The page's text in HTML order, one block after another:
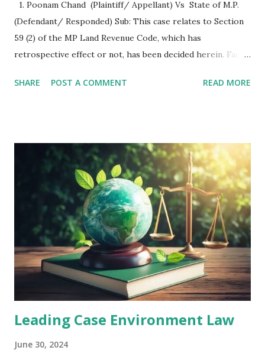
1. Poonam Chand (Plaintiff/ Appellant) Vs State of M.P.
(Defendant/ Responded) Sub: This case relates to Section
59 (2) of the MP Land Revenue Code, which has
retrospective effect or not, has been decided herein. Facts
measuring 26 acre in the Khasra No. 649/3 at Tahsil Sausar
Revenue Code came into effect from 2 Octo- ber, 1959 and
this was clear that the diversion of the said land had
already taken place before the MP Land Revenue Code
having been operational. 4. Section 59A of the Code has a
clear provision that when- ever an assessment is done
under this Section, it will be done after this Code being
effective. 5. The SDM, in whose jurisdiction the land was
situated, had passed an order on 10-3-1964 for a rent of Rs.
63.64 instead of Rs...
SHARE POST A COMMENT READ MORE
Leading Case Environment Law
June 30, 2024